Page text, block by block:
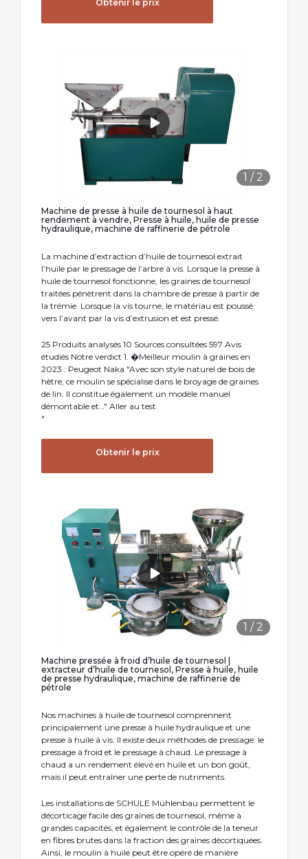
Obtenir le prix
1 / 2
Machine de presse à huile de tournesol à haut
rendement à vendre, Presse à huile, huile de presse
hydraulique, machine de raffinerie de pétrole
La machine d’extraction d’huile de tournesol extrait
l’huile par le pressage de l’arbre à vis. Lorsque la presse à
huile de tournesol fonctionne, les graines de tournesol
traitées pénètrent dans la chambre de presse à partir de
la trémie. Lorsque la vis tourne, le matériau est poussé
vers l’avant par la vis d’extrusion et est pressé.
25 Produits analysés 10 Sources consultées 597 Avis
étudiés Notre verdict 1. �Meilleur moulin à graines en
2023 : Peugeot Naka "Avec son style naturel de bois de
hêtre, ce moulin se spécialise dans le broyage de graines
de lin. Il constitue également un modèle manuel
démontable et…" Aller au test
"
Obtenir le prix
1 / 2
Machine pressée à froid d’huile de tournesol |
extracteur d’huile de tournesol, Presse à huile, huile
de presse hydraulique, machine de raffinerie de
pétrole
Nos machines à huile de tournesol comprennent
principalement une presse à huile hydraulique et une
presse à huile à vis. Il existe deux méthodes de pressage: le
pressage à froid et le pressage à chaud. Le pressage à
chaud a un rendement élevé en huile et un bon goût,
mais il peut entraîner une perte de nutriments.
Les installations de SCHULE Mühlenbau permettent le
décorticage facile des graines de tournesol, même à
grandes capacités, et également le contrôle de la teneur
en fibres brutes dans la fraction des graines décortiquées.
Ainsi, le moulin à huile peut être opéré de manière